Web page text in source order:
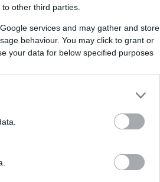
other third parties.
services and may gather and store
behaviour. You may click to grant or
your data for below specified purposes
alla
da
dalla